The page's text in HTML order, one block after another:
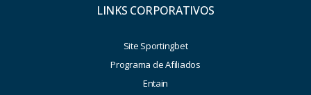
LINKS CORPORATIVOS
Site Sportingbet
Programa de Afiliados
Entain